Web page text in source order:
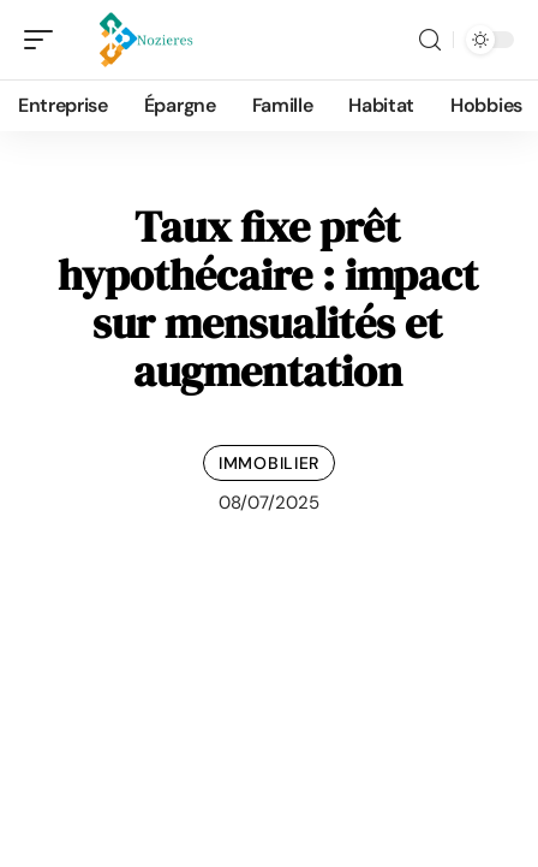
Entreprise Épargne Famille Habitat Hobbies
Taux fixe prêt
hypothécaire : impact
sur mensualités et
augmentation
IMMOBILIER
08/07/2025